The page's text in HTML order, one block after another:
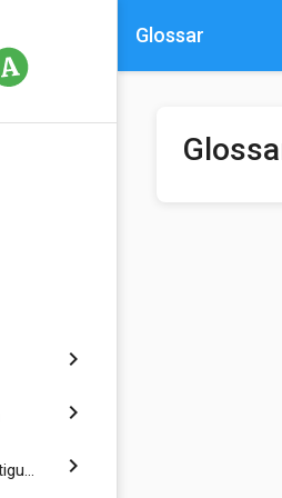
chevron_right
chevron_right
News & Benachrichtigungen chevron_right
Glossar